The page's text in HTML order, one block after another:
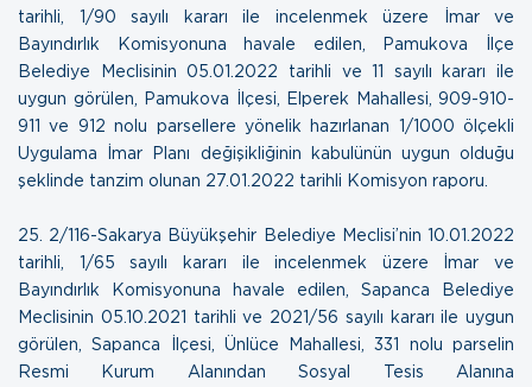
tarihli, 1/90 sayılı kararı ile incelenmek üzere İmar ve
Bayındırlık Komisyonuna havale edilen, Pamukova İlçe
Belediye Meclisinin 05.01.2022 tarihli ve 11 sayılı kararı ile
uygun görülen, Pamukova İlçesi, Elperek Mahallesi, 909-910-
911 ve 912 nolu parsellere yönelik hazırlanan 1/1000 ölçekli
Uygulama İmar Planı değişikliğinin kabulünün uygun olduğu
şeklinde tanzim olunan 27.01.2022 tarihli Komisyon raporu
25.
2/116-Sakarya Büyükşehir Belediye Meclisi’nin 10.01.2022
tarihli, 1/65 sayılı kararı ile incelenmek üzere İmar ve
Bayındırlık Komisyonuna havale edilen, Sapanca Belediye
Meclisinin 05.10.2021 tarihli ve 2021/56 sayılı kararı ile uygun
görülen, Sapanca İlçesi, Ünlüce Mahallesi, 331 nolu parselin
Resmi Kurum Alanından Sosyal Tesis Alanına